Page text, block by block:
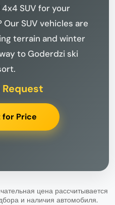
SUV for your
SUV vehicles are
terrain and winter
to Goderdzi ski
Request
Price
цена рассчитывается
и наличия автомобиля.